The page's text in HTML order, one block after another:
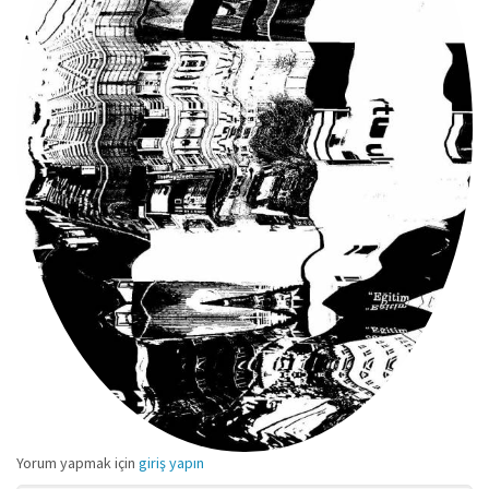
Yorum yapmak için giriş yapın